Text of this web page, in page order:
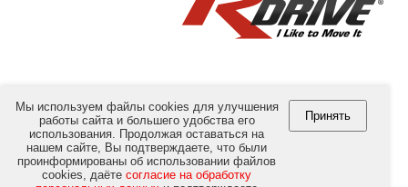
© Copyright 2012-2026 byRULink Ltd. All Rights Reserved.
Мы используем файлы cookies для улучшения
работы сайта и большего удобства его
использования. Продолжая оставаться на
нашем сайте, Вы подтверждаете, что были
проинформированы об использовании файлов
cookies, даёте согласие на обработку
Принять